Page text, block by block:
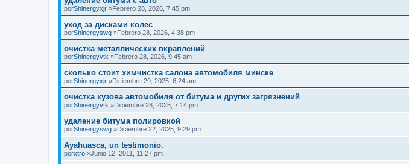
porShinergyxjr »Febrero 28, 2026, 7:45 pm
уход за дисками колес
porShinergyswg »Febrero 28, 2026, 4:38 pm
очистка металлических вкраплений
porShinergyvtk »Febrero 28, 2026, 9:45 am
сколько стоит химчистка салона автомобиля минске
porShinergyxjr »Diciembre 29, 2025, 6:24 am
очистка кузова автомобиля от битума и других загрязнений
porShinergyvtk »Diciembre 28, 2025, 7:14 pm
удаление битума полировкой
porShinergyswg »Diciembre 22, 2025, 9:29 pm
Ayahuasca, un testimonio.
porxtro »Junio 12, 2011, 11:27 pm